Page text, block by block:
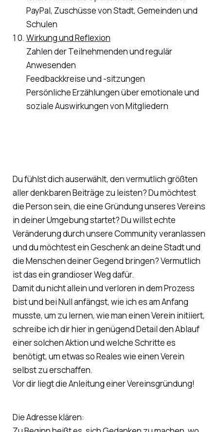
PayPal, Zuschüsse von Stadt, Gemeinden und
Schulen
Wirkung und Reflexion
Zahlen der Teilnehmenden und regulär
Anwesenden
Feedbackkreise und -sitzungen
Persönliche Erzählungen über emotionale und
soziale Auswirkungen von Mitgliedern
Du fühlst dich auserwählt, den vermutlich größten
aller denkbaren Beiträge zu leisten? Du möchtest
die Person sein, die eine Gründung unseres Vereins
in deiner Umgebung startet? Du willst echte
Veränderung durch unsere Community veranlassen
und du möchtest ein Geschenk an deine Stadt und
die Menschen deiner Gegend bringen? Vermutlich
ist das ein grandioser Weg dafür.
Damit du nicht allein und verloren in dem Prozess
bist und bei Null anfängst, wie ich es am Anfang
musste, um zu lernen, wie man einen Verein initiiert,
schreibe ich dir hier in genügend Detail den Ablauf
einer solchen Aktion und welche Schritte es
benötigt, um etwas so Reales wie einen Verein
selbst zu erschaffen.
Vor dir liegt die Anleitung einer Vereinsgründung!
Die Adresse klären: